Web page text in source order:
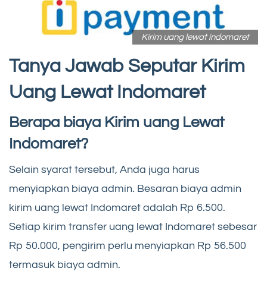
Kirim uang lewat indomaret
Tanya Jawab Seputar Kirim
Uang Lewat Indomaret
Berapa biaya Kirim uang Lewat
Indomaret?
Selain syarat tersebut, Anda juga harus
menyiapkan biaya admin. Besaran biaya admin
kirim uang lewat Indomaret adalah Rp 6.500.
Setiap kirim transfer uang lewat Indomaret sebesar
Rp 50.000, pengirim perlu menyiapkan Rp 56.500
termasuk biaya admin.